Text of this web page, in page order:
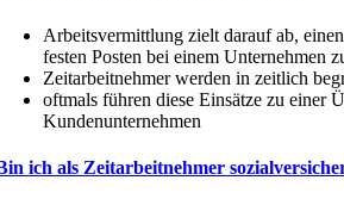
Arbeits­ver­mittlung zielt darauf ab,
festen Posten bei einem Unter­nehmen
Zeitar­beit­nehmer werden in zeitlich
oftmals führen diese Einsätze zu einer
Kundenunternehmen
ich als Zeitar­beit­nehmer